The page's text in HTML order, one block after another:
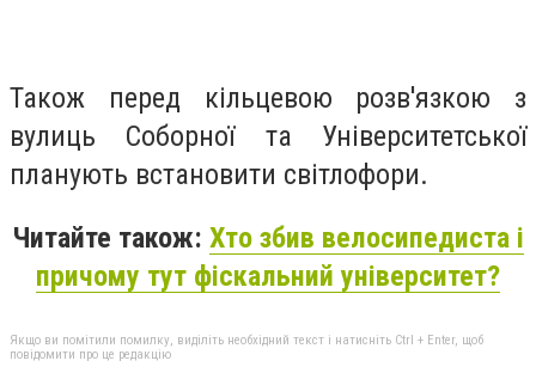
Також перед кільцевою розв'язкою з
вулиць Соборної та Університетської
планують встановити світлофори.
Читайте також: Хто збив велосипедиста і
причому тут фіскальний університет?
Якщо ви помітили помилку, виділіть необхідний текст і натисніть Ctrl + Enter, щоб
повідомити про це редакцію